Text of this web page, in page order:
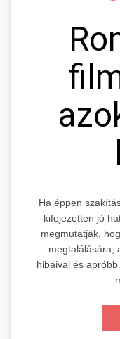
Ha éppen
kifejezetten jó
megmutatják,
megtalálására,
hibáival és